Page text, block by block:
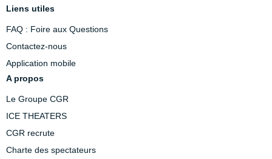
Liens utiles
FAQ : Foire aux Questions
Contactez-nous
Application mobile
A propos
Le Groupe CGR
ICE THEATERS
CGR recrute
Charte des spectateurs